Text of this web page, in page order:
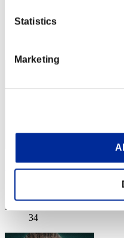
Statistics
Marketing
roi-ku
Posición
34